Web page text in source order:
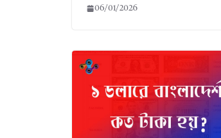
06/01/2026